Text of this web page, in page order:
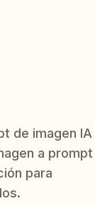
de imagen IA
a prompt
para